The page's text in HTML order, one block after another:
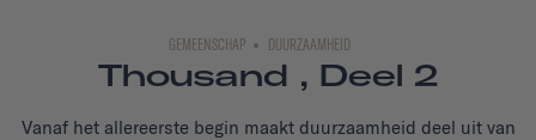
GEMEENSCHAP DUURZAAMHEID
Thousand , Deel 2
Vanaf het allereerste begin maakt duurzaamheid deel uit van